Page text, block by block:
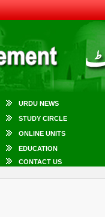
URDU NEWS
STUDY CIRCLE
ONLINE UNITS
EDUCATION
CONTACT US